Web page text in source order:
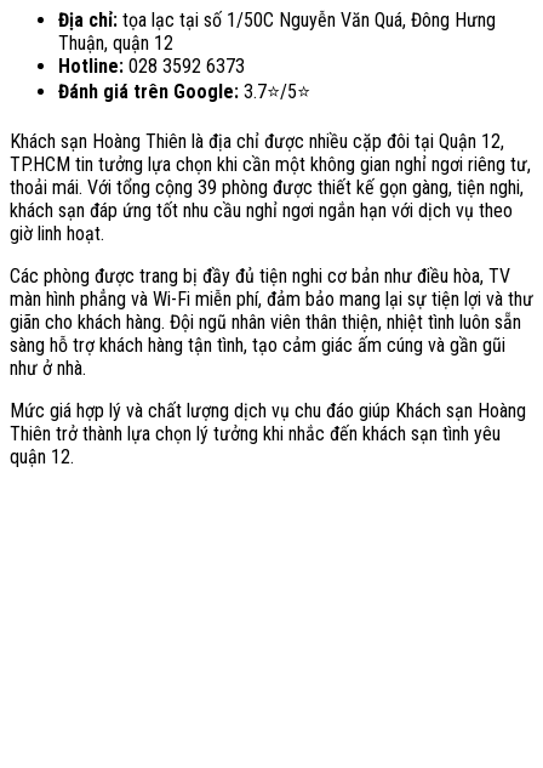
Địa chỉ: tọa lạc tại số 1/50C Nguyễn Văn Quá, Đông Hưng
Thuận, quận 12
Hotline: 028 3592 6373
Đánh giá trên Google: 3.7⭐/5⭐
Khách sạn Hoàng Thiên là địa chỉ được nhiều cặp đôi tại Quận 12,
TP.HCM tin tưởng lựa chọn khi cần một không gian nghỉ ngơi riêng tư,
thoải mái. Với tổng cộng 39 phòng được thiết kế gọn gàng, tiện nghi,
khách sạn đáp ứng tốt nhu cầu nghỉ ngơi ngắn hạn với dịch vụ theo
giờ linh hoạt.
Các phòng được trang bị đầy đủ tiện nghi cơ bản như điều hòa, TV
màn hình phẳng và Wi-Fi miễn phí, đảm bảo mang lại sự tiện lợi và thư
giãn cho khách hàng. Đội ngũ nhân viên thân thiện, nhiệt tình luôn sẵn
sàng hỗ trợ khách hàng tận tình, tạo cảm giác ấm cúng và gần gũi
như ở nhà.
Mức giá hợp lý và chất lượng dịch vụ chu đáo giúp Khách sạn Hoàng
Thiên trở thành lựa chọn lý tưởng khi nhắc đến khách sạn tình yêu
quận 12.